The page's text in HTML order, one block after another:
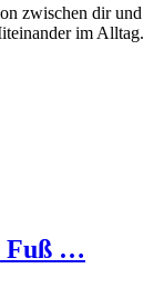
zwischen dir und
im Alltag.
Fuß …